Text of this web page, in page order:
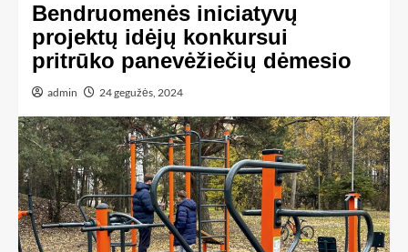
Bendruomenės iniciatyvų
projektų idėjų konkursui
pritrūko panevėžiečių dėmesio
admin 24 gegužės, 2024